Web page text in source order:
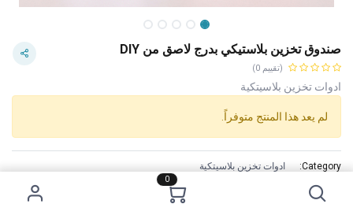
0
صندوق تخزين بلاستيكي بدرج لاصق من DlY
(تقييم 0)
ادوات تخزين بلاسيتكية
لم يعد هذا المنتج متوفراً.
Category:
ادوات تخزين بلاسيتكية
الاستخدام :